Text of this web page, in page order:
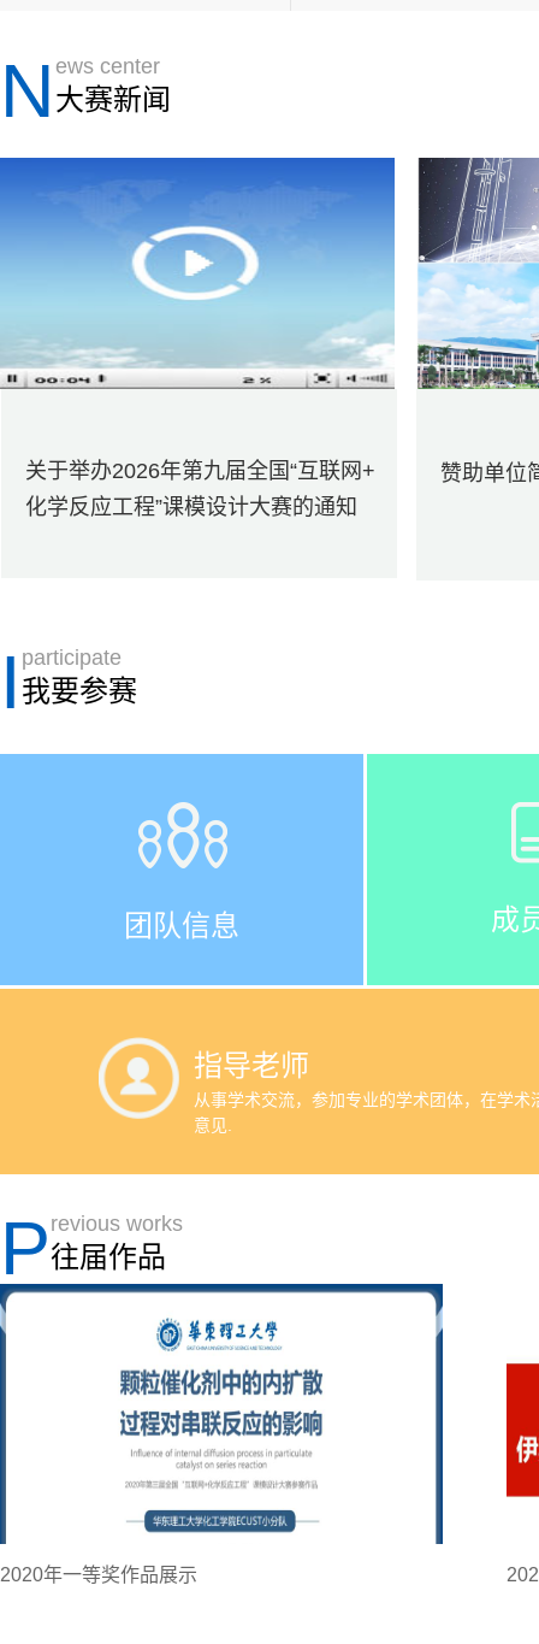
N ews center
大赛新闻
关于举办2026年第九届全国“互联网+
化学反应工程”课模设计大赛的通知
赞助单位
I participate
我要参赛
团队信息 成
指导老师
从事学术交流，参加专业的学术团体，在学术
意见.
P revious works
往届作品
2020年一等奖作品展示